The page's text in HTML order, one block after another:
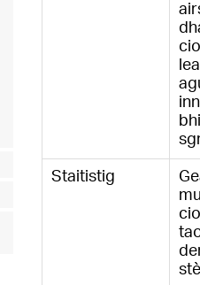
Staitistig